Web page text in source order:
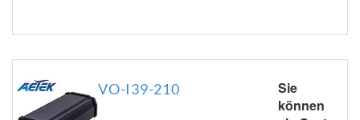
VO-I39-210
Sie
können